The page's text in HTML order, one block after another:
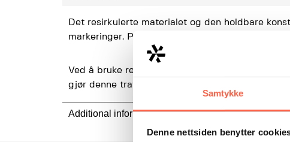
Samtykke
Denne nettsiden benytter
Det resirkulerte materialet og den holdbare
markeringer. Passer sammen med ECO Fot
Ved å bruke resirkulert materiale som råvare,
gjør denne trafikksylinderen til et utmerket valg
Additional information